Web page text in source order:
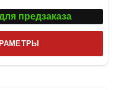
предзаказа
товар